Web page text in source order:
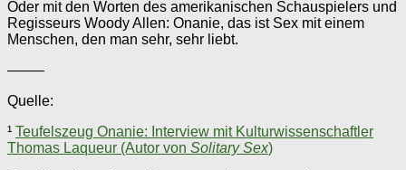
Oder mit den Worten des amerikanischen Schauspielers und
Regisseurs Woody Allen: Onanie, das ist Sex mit einem
Menschen, den man sehr, sehr liebt.
——–
Quelle:
¹ Teufelszeug Onanie: Interview mit Kulturwissenschaftler
Thomas Laqueur (Autor von Solitary Sex)